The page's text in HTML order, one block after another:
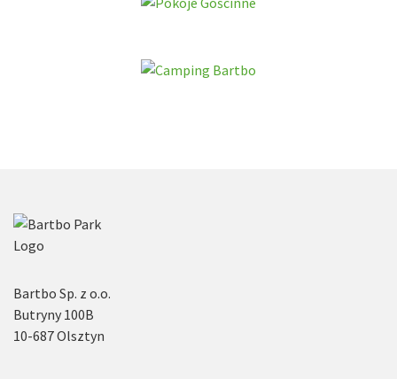
Bartbo Sp. z o.o.
Butryny 100B
10-687 Olsztyn